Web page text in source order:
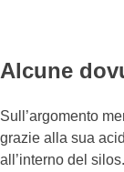
Alcune
Sull’argomento
grazie alla sua
all’interno del